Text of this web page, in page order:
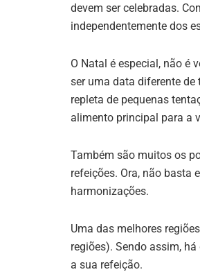
devem ser celebradas.
independentemente dos
O Natal é especial, não é
ser uma data diferente
repleta de pequenas
alimento principal para a
Também são muitos os
refeições. Ora, não basta
harmonizações.
Uma das melhores
regiões). Sendo assim,
a sua refeição.